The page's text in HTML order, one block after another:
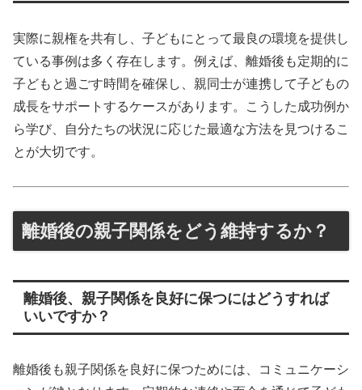
実際に親権を共有し、子どもにとって最良の環境を提供し
ている事例は多く存在します。例えば、離婚後も定期的に
子どもと過ごす時間を確保し、親同士が連携して子どもの
成長をサポートするケースがあります。こうした成功例か
ら学び、自分たちの状況に応じた最適な方法を見つけるこ
とが大切です。
離婚後の親子関係をどう維持するか？
離婚後、親子関係を良好に保つにはどうすれば
いいですか？
離婚後も親子関係を良好に保つためには、コミュニケーシ